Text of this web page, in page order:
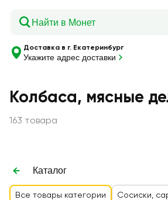
Доставка в г. Екатеринбург
Укажите адрес доставки
Колбаса, мясные
163 товара
Каталог
Все товары категории Сосиски,